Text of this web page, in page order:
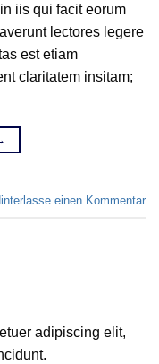
iis qui facit eorum
lectores legere
est etiam
claritatem insitam;
einen Kommentar
adipiscing elit,